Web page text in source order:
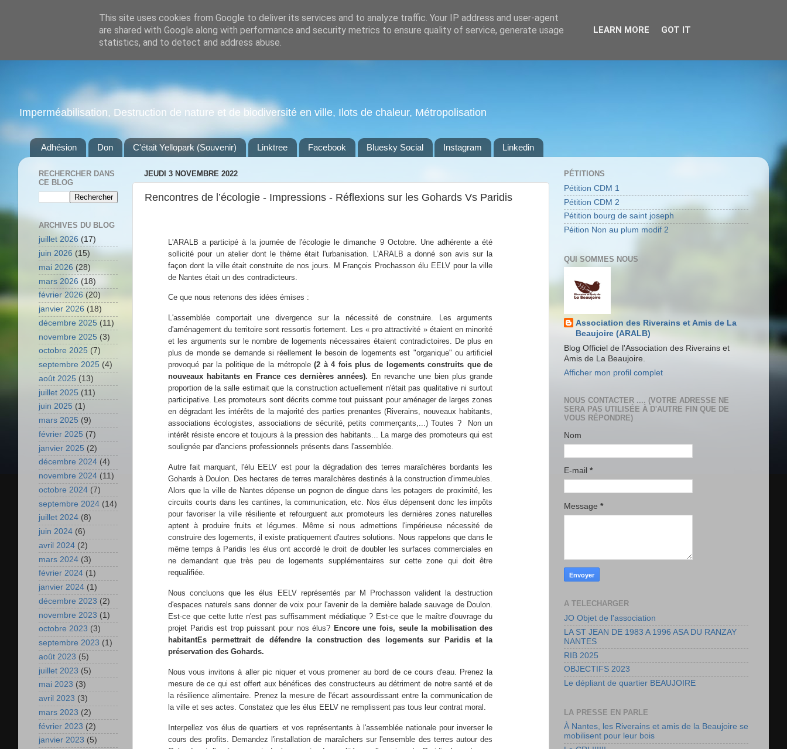
Imperméabilisation, Destruction de nature et de biodiversité en ville, Ilots de chaleur, Métropolisation
Adhésion Don C'était Yellopark (Souvenir) Linktree Facebook Bluesky Social Instagram Linkedin
JEUDI 3 NOVEMBRE 2022
Rencontres de l’écologie - Impressions - Réflexions sur les Gohards Vs Paridis
L'ARALB a participé à la journée de l'écologie le dimanche 9 Octobre. Une adhérente a été
sollicité pour un atelier dont le thème était l'urbanisation. L'ARALB a donné son avis sur la
façon dont la ville était construite de nos jours. M François Prochasson élu EELV pour la ville
de Nantes était un des contradicteurs.
Ce que nous retenons des idées émises :
L'assemblée comportait une divergence sur la nécessité de construire. Les arguments
d'aménagement du territoire sont ressortis fortement. Les « pro attractivité » étaient en minorité
et les arguments sur le nombre de logements nécessaires étaient contradictoires. De plus en
plus de monde se demande si réellement le besoin de logements est "organique" ou artificiel
provoqué par la politique de la métropole(2 à 4 fois plus de logements construits que de
nouveaux habitants en France ces dernières années). En revanche une bien plus grande
proportion de la salle estimait que la construction actuellement n'était pas qualitative ni surtout
participative. Les promoteurs sont décrits comme tout puissant pour aménager de larges zones
en dégradant les intérêts de la majorité des parties prenantes (Riverains, nouveaux habitants,
associations écologistes, associations de sécurité, petits commerçants,...) Toutes ? Non un
intérêt résiste encore et toujours à la pression des habitants... La marge des promoteurs qui est
soulignée par d'anciens professionnels présents dans l'assemblée.
Autre fait marquant, l'élu EELV est pour la dégradation des terres maraîchères bordants les
Gohards à Doulon. Des hectares de terres maraîchères destinés à la construction d'immeubles.
Alors que la ville de Nantes dépense un pognon de dingue dans les potagers de proximité, les
circuits courts dans les cantines, la communication, etc. Nos élus dépensent donc les impôts
pour favoriser la ville résiliente et refourguent aux promoteurs les dernières zones naturelles
aptent à produire fruits et légumes. Même si nous admettions l'impérieuse nécessité de
construire des logements, il existe pratiquement d'autres solutions. Nous rappelons que dans le
même temps à Paridis les élus ont accordé le droit de doubler les surfaces commerciales en
ne demandant que très peu de logements supplémentaires sur cette zone qui doit être
requalifiée.
Nous concluons que les élus EELV représentés par M Prochasson valident la destruction
d'espaces naturels sans donner de voix pour l'avenir de la dernière balade sauvage de Doulon.
Est-ce que cette lutte n'est pas suffisamment médiatique ? Est-ce que le maître d'ouvrage du
projet Paridis est trop puissant pour nos élus? Encore une fois, seule la mobilisation des
habitantEs permettrait de défendre la construction des logements sur Paridis et la
préservation des Gohards.
Nous vous invitons à aller pic niquer et vous promener au bord de ce cours d'eau. Prenez la
mesure de ce qui est offert aux bénéfices des constructeurs au détriment de notre santé et de
la résilience alimentaire. Prenez la mesure de l'écart assourdissant entre la communication de
la ville et ses actes. Constatez que les élus EELV ne remplissent pas tous leur contrat moral.
Interpellez vos élus de quartiers et vos représentants à l'assemblée nationale pour inverser le
cours des profits. Demandez l'installation de maraîchers sur l'ensemble des terres autour des
RECHERCHER DANS
CE BLOG
ARCHIVES DU BLOG
juillet 2026 (17)
juin 2026 (15)
mai 2026 (28)
mars 2026 (18)
février 2026 (20)
janvier 2026 (18)
décembre 2025 (11)
novembre 2025 (3)
octobre 2025 (7)
septembre 2025 (4)
août 2025 (13)
juillet 2025 (11)
juin 2025 (1)
mars 2025 (9)
février 2025 (7)
janvier 2025 (2)
décembre 2024 (4)
novembre 2024 (11)
octobre 2024 (7)
septembre 2024 (14)
juillet 2024 (8)
juin 2024 (6)
avril 2024 (2)
mars 2024 (3)
février 2024 (1)
janvier 2024 (1)
décembre 2023 (2)
novembre 2023 (1)
octobre 2023 (3)
septembre 2023 (1)
août 2023 (5)
juillet 2023 (5)
mai 2023 (3)
avril 2023 (3)
mars 2023 (2)
février 2023 (2)
janvier 2023 (5)
PÉTITIONS
Pétition CDM 1
Pétition CDM 2
Pétition bourg de saint joseph
Péition Non au plum modif 2
QUI SOMMES NOUS
Association des Riverains et Amis de La
Beaujoire (ARALB)
Blog Officiel de l'Association des Riverains et
Amis de La Beaujoire.
Afficher mon profil complet
NOUS CONTACTER .... (VOTRE ADRESSE NE
SERA PAS UTILISÉE À D'AUTRE FIN QUE DE
VOUS RÉPONDRE)
Nom
E-mail *
Message *
A TELECHARGER
JO Objet de l'association
LA ST JEAN DE 1983 A 1996 ASA DU RANZAY
NANTES
RIB 2025
OBJECTIFS 2023
Le dépliant de quartier BEAUJOIRE
LA PRESSE EN PARLE
À Nantes, les Riverains et amis de la Beaujoire se
mobilisent pour leur bois
This site uses cookies from Google to deliver its services and to analyze traffic. Your IP address and user-agent
are shared with Google along with performance and security metrics to ensure quality of service, generate usage
statistics, and to detect and address abuse.
LEARN MORE GOT IT